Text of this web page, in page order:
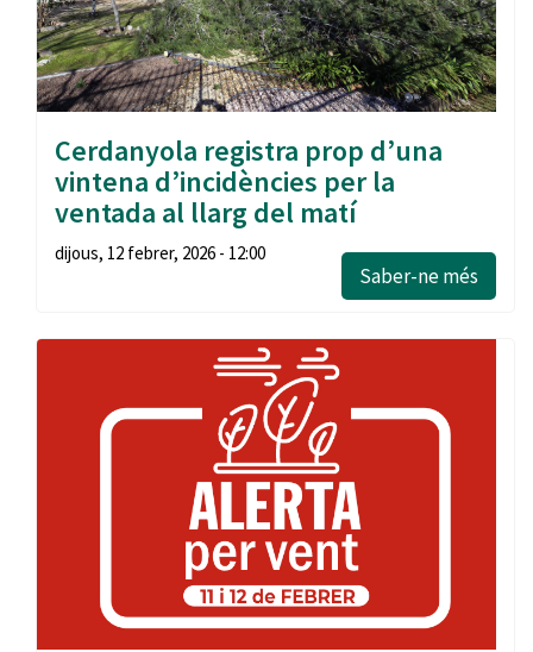
Cerdanyola registra prop d’una
vintena d’incidències per la
ventada al llarg del matí
dijous, 12 febrer, 2026 - 12:00
Saber-ne més